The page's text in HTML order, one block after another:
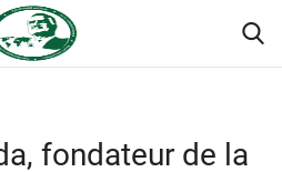
fondateur de la